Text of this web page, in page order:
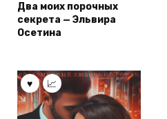
Два моих порочных
секрета — Эльвира
Осетина